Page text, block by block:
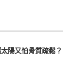
陽又怕骨質疏鬆？